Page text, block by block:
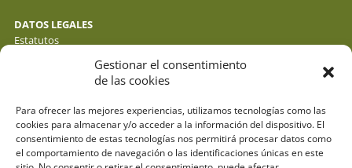
Gestionar el consentimiento
de las cookies
Para ofrecer las mejores experiencias, utilizamos tecnologías como las
cookies para almacenar y/o acceder a la información del dispositivo. El
consentimiento de estas tecnologías nos permitirá procesar datos como
el comportamiento de navegación o las identificaciones únicas en este
DATOS LEGALES
Estatutos
Política de cookies